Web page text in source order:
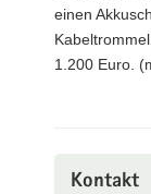
einen
1.200 Euro.
Kontakt